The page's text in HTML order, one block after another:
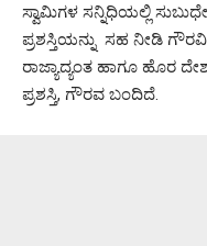
ಸ್ವಾಮಿಗಳ ಸನ್ನಿಧಿಯಲ್ಲಿ
ಪ್ರಶಸ್ತಿಯನ್ನು ಸಹ ನೀಡಿ
ರಾಜ್ಯಾದ್ಯಂತ ಹಾಗೂ ಹೊರ
ಪ್ರಶಸ್ತಿ, ಗೌರವ ಬಂದಿದೆ.